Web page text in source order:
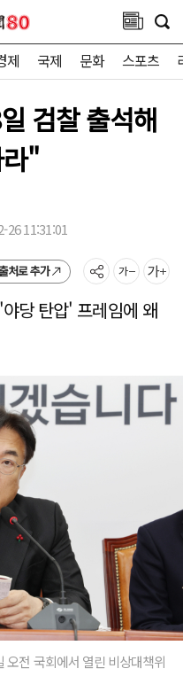
제 국제 문화 스포츠
검찰 출석해
"
26 11:31:01
처로 추가
당 탄압' 프레임에 왜
오전 국회에서 열린 비상대책위